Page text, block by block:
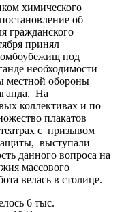
химического
об
гражданского
принял
под
необходимости
местной обороны
На
коллективах и по
плакатов
с призывом
выступали
данного вопроса на
массового
велась в столице.
6 тыс.